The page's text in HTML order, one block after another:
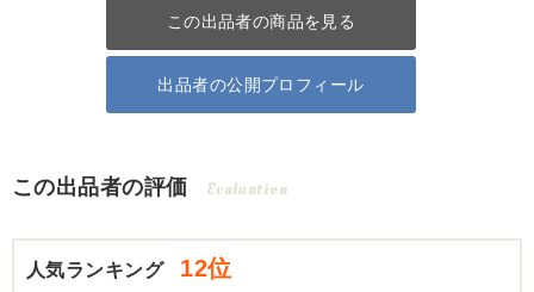
この出品者の商品を見る
出品者の公開プロフィール
この出品者の評価 Evaluation
人気ランキング 12位